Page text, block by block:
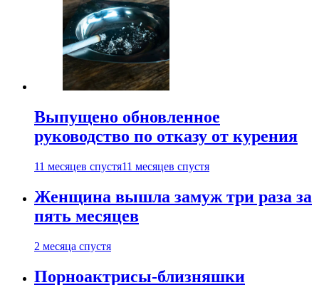
Выпущено обновленное
руководство по отказу от курения
11 месяцев спустя11 месяцев спустя
Женщина вышла замуж три раза за
пять месяцев
2 месяца спустя
Порноактрисы-близняшки